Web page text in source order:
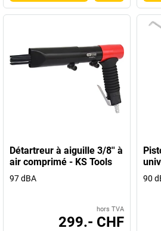
Détartreur à aiguille 3/8'' à
air comprimé - KS Tools
97 dBA
hors TVA
299.- CHF
90